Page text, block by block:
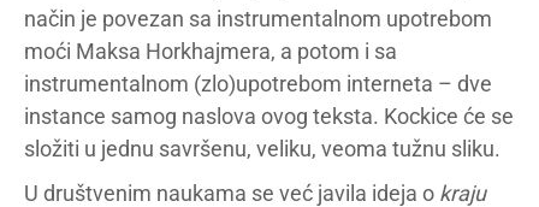
način je povezan sa instrumentalnom upotrebom
moći Maksa Horkhajmera, a potom i sa
instrumentalnom (zlo)upotrebom interneta – dve
instance samog naslova ovog teksta. Kockice će se
složiti u jednu savršenu, veliku, veoma tužnu sliku.
U društvenim naukama se već javila ideja o kraju